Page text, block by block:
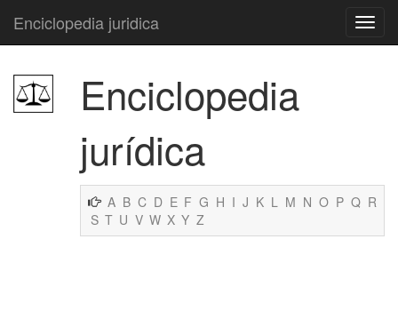
Enciclopedia juridica
Enciclopedia
jurídica
A B C D E F G H I J K L M N O P Q R
S T U V W X Y Z